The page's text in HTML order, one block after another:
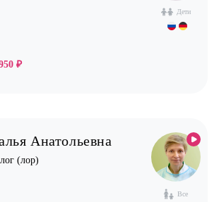
Дети
₽
Все
Анатольевна
(лор)